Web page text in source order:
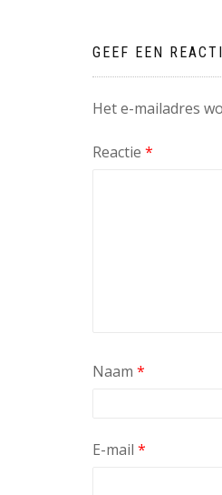
GEEF EEN
Het e-mailadres
Reactie *
Naam *
E-mail *